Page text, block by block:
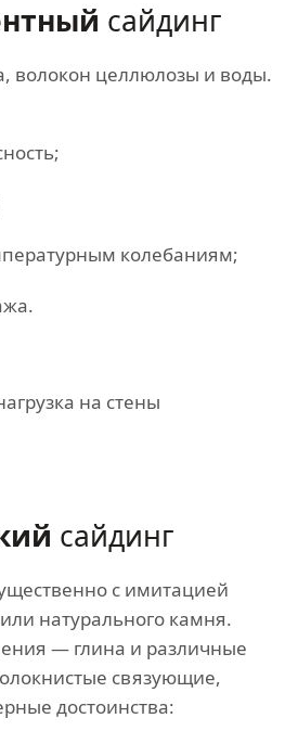
сайдинг
волокон целлюлозы и воды.
колебаниям;
на стены
сайдинг
с имитацией
натурального камня.
— глина и различные
связующие,
достоинства: